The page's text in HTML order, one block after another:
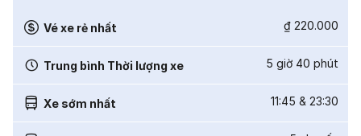
Vé xe rẻ nhất ₫ 220.000
Trung bình Thời lượng xe 5 giờ 40 phút
Xe sớm nhất 11:45 & 23:30